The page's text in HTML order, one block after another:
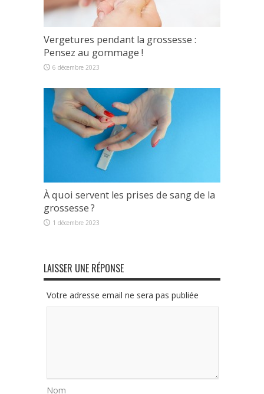
Vergetures pendant la grossesse :
Pensez au gommage !
6 décembre 2023
À quoi servent les prises de sang de la
grossesse ?
1 décembre 2023
LAISSER UNE RÉPONSE
Votre adresse email ne sera pas publiée
Nom